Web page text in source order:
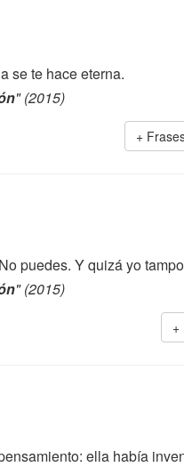
se te hace eterna.
" (2015)
+
puedes. Y quizá yo
" (2015)
+
ella había